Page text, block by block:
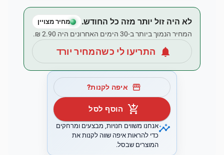
לא היה זול יותר מזה כל החודש. מחיר מצויין
המחיר הנמוך ביותר ב-30 הימים האחרונים היה ‏2.90 ‏₪.
notifications התריעו לי כשהמחיר יורד
storefront איפה לקנות?
add_shopping_cart הוסף לסל
insightsאנחנו משווים חנויות, מבצעים ומרחקים
כדי להראות איפה שווה לקנות את
המוצרים שבסל.